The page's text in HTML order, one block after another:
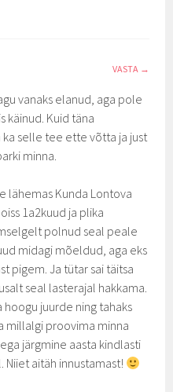
VASTA
vanaks elanud, aga pole
käinud. Kuid täna
selle tee ette võtta ja just
minna.
lähemas Kunda Lontova
1a2kuud ja plika
polnud seal peale
midagi mõeldud, aga eks
pigem. Ja tütar sai täitsa
seal lasterajal hakkama.
hoogu juurde ning tahaks
millalgi proovima minna
järgmine aasta kindlasti
Niiet aitäh innustamast!